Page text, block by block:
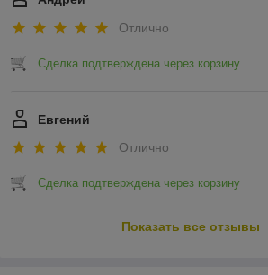
Отлично
Сделка подтверждена через корзину
Евгений
Отлично
Сделка подтверждена через корзину
Показать все отзывы